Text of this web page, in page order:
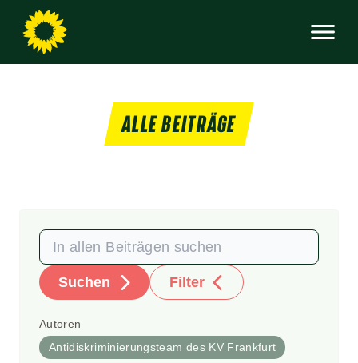
ALLE BEITRÄGE
Suchen Filter
Autoren
Antidiskriminierungsteam des KV Frankfurt